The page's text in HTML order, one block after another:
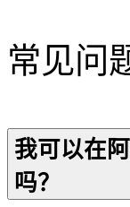
常见问
我可以在
吗？